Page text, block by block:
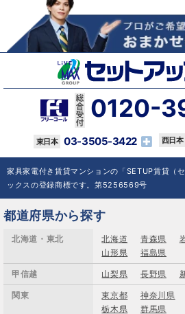
0120-
03-3505-3422
家具家電付き賃貸マンションの「SETUP賃貸（
ックスの登録商標です。第5256569号
都道府県から探す
北海道・東北 北海道 青森県
山形県
福島県
甲信越 山梨県 長野県
関東 東京都 神奈川県
栃木県
群馬県